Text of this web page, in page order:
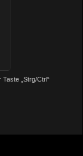
„Strg/Ctrl“